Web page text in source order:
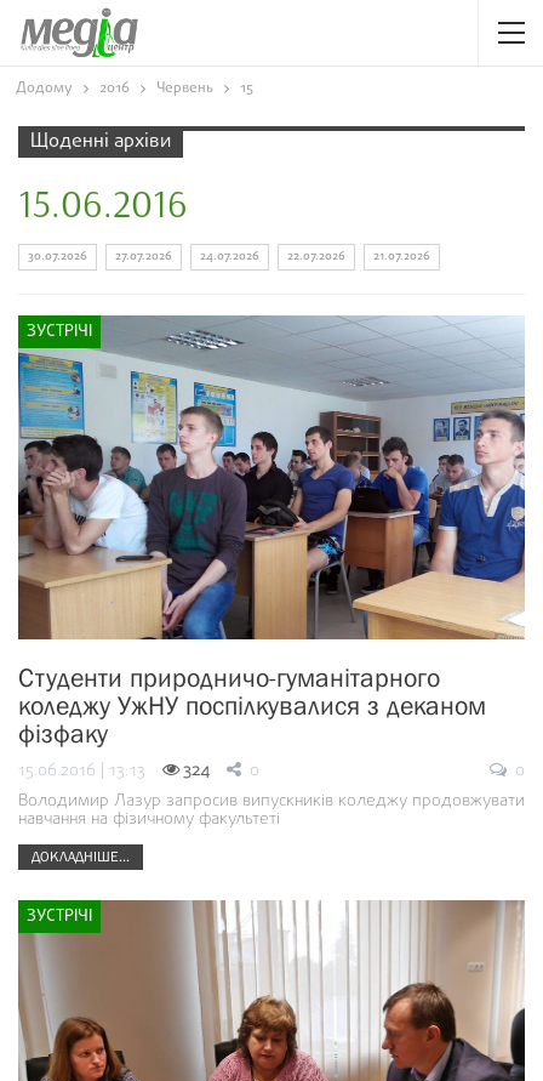
Додому 2016 Червень 15
Щоденні архіви
15.06.2016
30.07.2026 27.07.2026 24.07.2026 22.07.2026 21.07.2026
ЗУСТРІЧІ
Студенти природничо-гуманітарного
коледжу УжНУ поспілкувалися з деканом
фізфаку
15.06.2016 | 13:13 324 0
0
Володимир Лазур запросив випускників коледжу продовжувати
навчання на фізичному факультеті
ДОКЛАДНІШЕ...
ЗУСТРІЧІ